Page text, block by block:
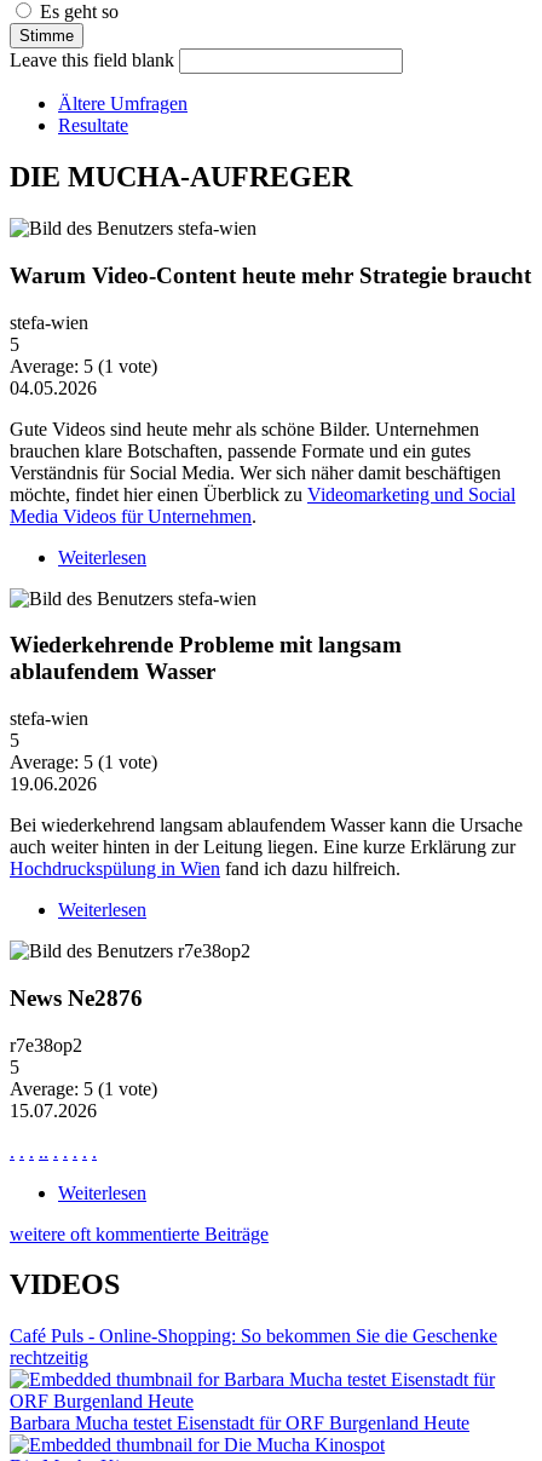
Es geht so
Leave this field blank
Ältere Umfragen
Resultate
DIE MUCHA-AUFREGER
Warum Video-Content heute mehr Strategie braucht
stefa-wien
5
Average: 5 (1 vote)
04.05.2026
Gute Videos sind heute mehr als schöne Bilder. Unternehmen
brauchen klare Botschaften, passende Formate und ein gutes
Verständnis für Social Media. Wer sich näher damit beschäftigen
möchte, findet hier einen Überblick zu Videomarketing und Social
Media Videos für Unternehmen.
Weiterlesen
Wiederkehrende Probleme mit langsam
ablaufendem Wasser
stefa-wien
5
Average: 5 (1 vote)
19.06.2026
Bei wiederkehrend langsam ablaufendem Wasser kann die Ursache
auch weiter hinten in der Leitung liegen. Eine kurze Erklärung zur
Hochdruckspülung in Wien fand ich dazu hilfreich.
Weiterlesen
News Ne2876
r7e38op2
5
Average: 5 (1 vote)
15.07.2026
. . . .. . . . . .
Weiterlesen
weitere oft kommentierte Beiträge
VIDEOS
Café Puls - Online-Shopping: So bekommen Sie die Geschenke
rechtzeitig
Barbara Mucha testet Eisenstadt für ORF Burgenland Heute